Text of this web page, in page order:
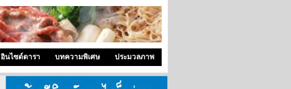
อินไซด์ดารา บทความพิเศษ ประมวลภาพ